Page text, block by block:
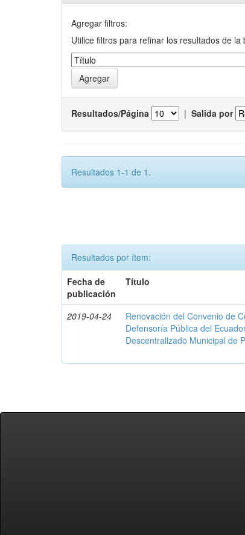
Agregar filtros:
Utilice filtros para refinar los resultados de la
Resultados/Página | Salida por
Resultados 1-1 de 1.
Resultados por ítem:
Fecha de
publicación
Título
2019-04-24
Renovación del Convenio de
Defensoría Pública del
Descentralizado Municipal de